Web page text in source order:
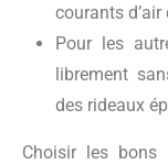
courants
Pour les
librement
des rideaux
Choisir les bons